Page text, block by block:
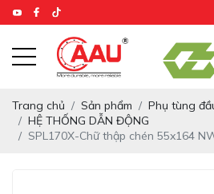
Trang chủ Sản phẩm
Phụ tùng
HỆ THỐNG DẪN ĐỘNG
SPL170X-Chữ thập chén 55x164